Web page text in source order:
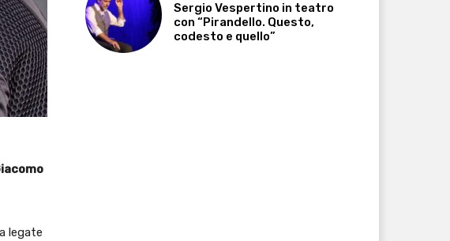
legate
Sergio Vespertino in teatro
con “Pirandello. Questo,
codesto e quello”